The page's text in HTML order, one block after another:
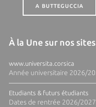
A BUTTEGUCCIA
À la Une sur nos
www.universita.corsica
Année universitaire 2026/
Etudiants & futurs étudiants
Dates de rentrée 2026/